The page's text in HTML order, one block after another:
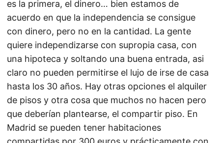
es la primera, el dinero… bien estamos de
acuerdo en que la independencia se consigue
con dinero, pero no en la cantidad. La gente
quiere independizarse con supropia casa, con
una hipoteca y soltando una buena entrada, asi
claro no pueden permitirse el lujo de irse de casa
hasta los 30 años. Hay otras opciones el alquiler
de pisos y otra cosa que muchos no hacen pero
que deberían plantearse, el compartir piso. En
Madrid se pueden tener habitaciones